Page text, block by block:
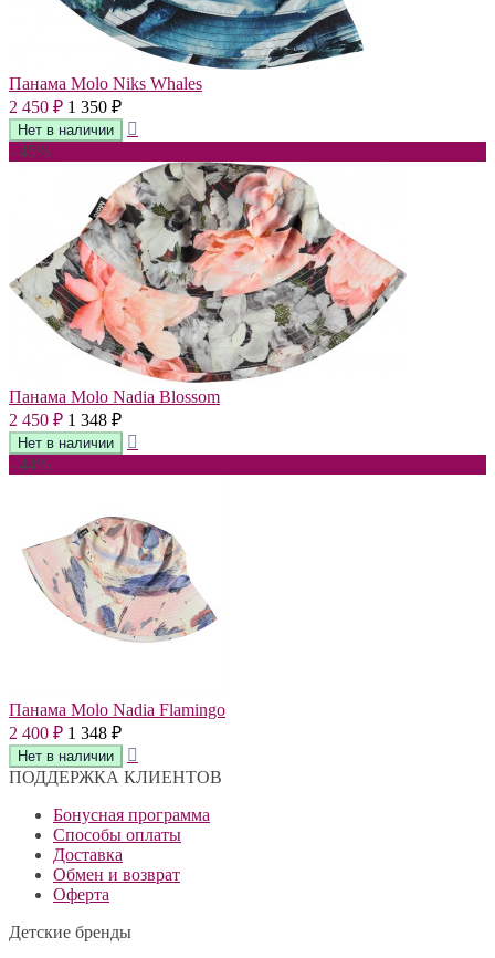
Панама Molo Niks Whales
2 450 ₽ 1 350 ₽
- 45%
Панама Molo Nadia Blossom
2 450 ₽ 1 348 ₽
- 44%
Панама Molo Nadia Flamingo
2 400 ₽ 1 348 ₽
ПОДДЕРЖКА КЛИЕНТОВ
Бонусная программа
Способы оплаты
Доставка
Обмен и возврат
Оферта
Детские бренды